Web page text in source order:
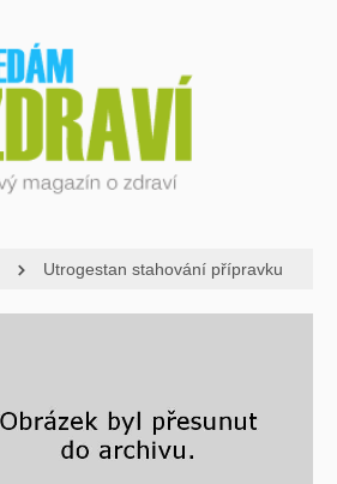
Utrogestan stahování přípravku